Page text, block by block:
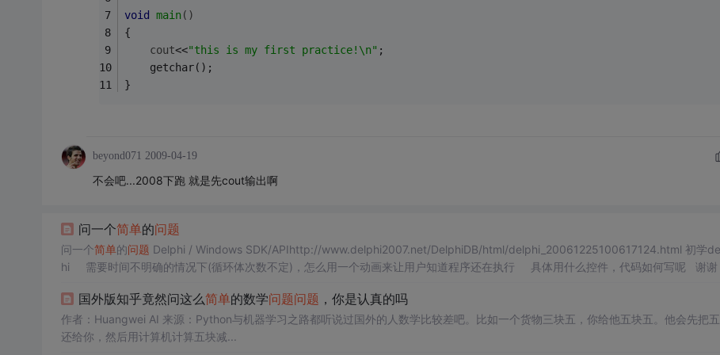
void main()
{
cout<<"this is my first practice!\n" ;
	getchar();
}
beyond071 2009-04-19
不会吧...2008下跑 就是先cout输出啊
问一个简单的问题
问一个简单的问题
hi 需要时间不明确的情况下(循环体次数不定)，怎么用一个动画来让用户知道程序还在执行 具体用什么控件，代码如何写呢 谢谢
国外版知乎竟然问这么简单的数学问题问题 ，你是认真的吗
作者：Huangwei AI 来源：Python与机器学习之路都听说过国外的人数学比较差吧。比如一个货物三块五，你给他五块五。他会先把五毛
还给你，然后用计算机计算五块减...